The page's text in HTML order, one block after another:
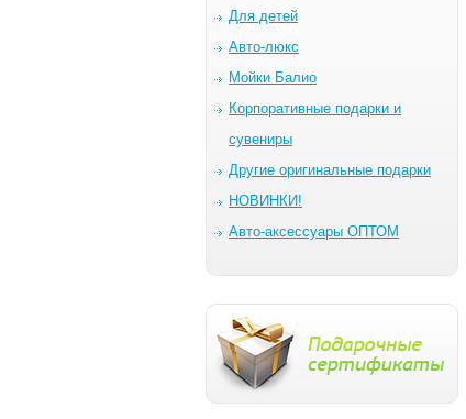
Для детей
Авто-люкс
Мойки Балио
Корпоративные подарки и
сувениры
Другие оригинальные подарки
НОВИНКИ!
Авто-аксессуары ОПТОМ